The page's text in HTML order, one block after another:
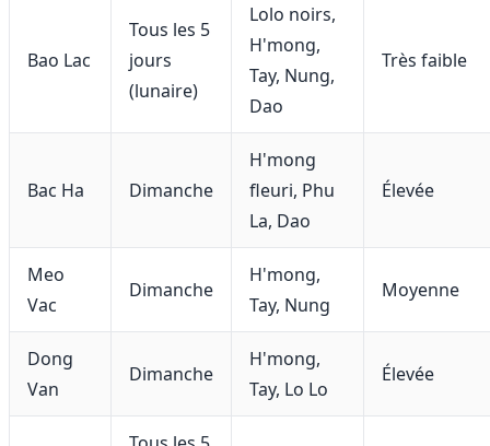
Bao Lac
Tous les 5
jours
(lunaire)
Lolo noirs,
H'mong,
Tay, Nung,
Dao
Très faible
Bac Ha Dimanche
H'mong
fleuri, Phu
La, Dao
Élevée
Meo
Vac
Dimanche
H'mong,
Tay, Nung
Moyenne
Dong
Van
Dimanche
H'mong,
Tay, Lo Lo
Élevée